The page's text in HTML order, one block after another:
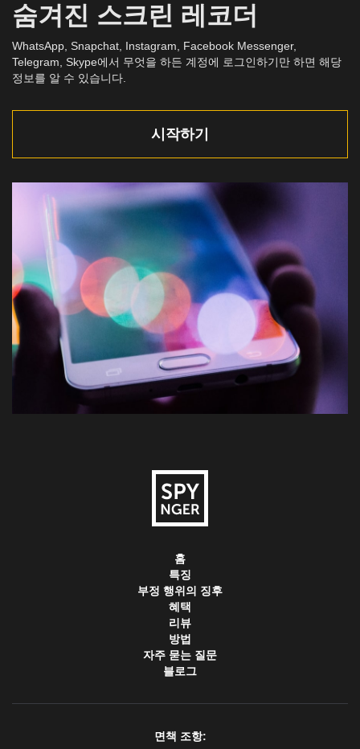
숨겨진 스크린 레코더
WhatsApp, Snapchat, Instagram, Facebook Messenger,
Telegram, Skype에서 무엇을 하든 계정에 로그인하기만 하면 해당
정보를 알 수 있습니다.
시작하기
홈
특징
부정 행위의 징후
혜택
리뷰
방법
자주 묻는 질문
블로그
면책 조항: